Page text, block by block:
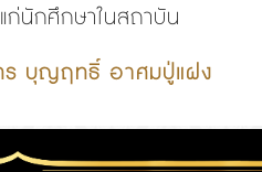
ก่นักศึกษาในสถาบัน
ร บุญฤทธิ์ อาศมปู่แฝง